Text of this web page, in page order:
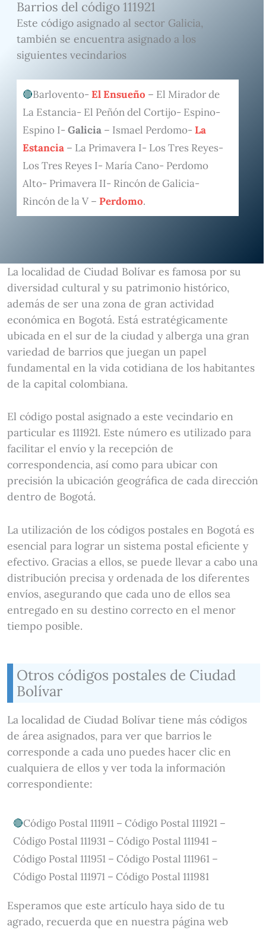
Barrios del código 111921
Este código asignado al sector Galicia,
también se encuentra asignado a los
siguientes vecindarios
Barlovento- El Ensueño – El Mirador de
La Estancia- El Peñón del Cortijo- Espino-
Espino I- Galicia– Ismael Perdomo- La
Estancia– La Primavera I- Los Tres Reyes-
Los Tres Reyes I- María Cano- Perdomo
Alto- Primavera II- Rincón de Galicia-
Rincón de la V – Perdomo.
La localidad de Ciudad Bolívar es famosa por su
diversidad cultural y su patrimonio histórico,
además de ser una zona de gran actividad
económica en Bogotá. Está estratégicamente
ubicada en el sur de la ciudad y alberga una gran
variedad de barrios que juegan un papel
fundamental en la vida cotidiana de los habitantes
de la capital colombiana.
El código postal asignado a este vecindario en
particular es 111921. Este número es utilizado para
facilitar el envío y la recepción de
correspondencia, así como para ubicar con
precisión la ubicación geográfica de cada dirección
dentro de Bogotá.
La utilización de los códigos postales en Bogotá es
esencial para lograr un sistema postal eficiente y
efectivo. Gracias a ellos, se puede llevar a cabo una
distribución precisa y ordenada de los diferentes
envíos, asegurando que cada uno de ellos sea
entregado en su destino correcto en el menor
tiempo posible.
Otros códigos postales de Ciudad
Bolívar
La localidad de Ciudad Bolívar tiene más códigos
de área asignados, para ver que barrios le
corresponde a cada uno puedes hacer clic en
cualquiera de ellos y ver toda la información
correspondiente:
Código Postal 111911 – Código Postal 111921 –
Código Postal 111931 – Código Postal 111941 –
Código Postal 111951 – Código Postal 111961 –
Código Postal 111971 – Código Postal 111981
Esperamos que este artículo haya sido de tu
agrado, recuerda que en nuestra página web